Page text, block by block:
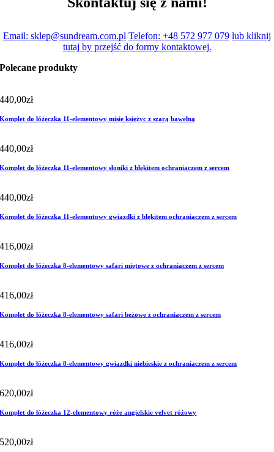
Email: sklep@sundream.com.pl Telefon: +48 572 977 079 lub kliknij
tutaj by przejść do formy kontaktowej.
Polecane produkty
440,00zł
Komplet do łóżeczka 11-elementowy misie księżyc z szarą bawełną
440,00zł
Komplet do łóżeczka 11-elementowy słoniki z błękitem ochraniaczem z sercem
440,00zł
Komplet do łóżeczka 11-elementowy gwiazdki z błękitem ochraniaczem z sercem
416,00zł
Komplet do łóżeczka 8-elementowy safari miętowe z ochraniaczem z sercem
416,00zł
Komplet do łóżeczka 8-elementowy safari beżowe z ochraniaczem z sercem
416,00zł
Komplet do łóżeczka 8-elementowy gwiazdki niebieskie z ochraniaczem z sercem
620,00zł
Komplet do łóżeczka 12-elementowy róże angielskie velvet różowy
520,00zł